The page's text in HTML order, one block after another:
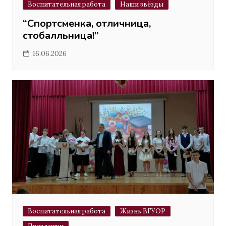
Воспитательная работа Наши звёзды
“Спортсменка, отличница,
стобалльница!”
16.06.2026
Воспитательная работа
Жизнь ВГУОР